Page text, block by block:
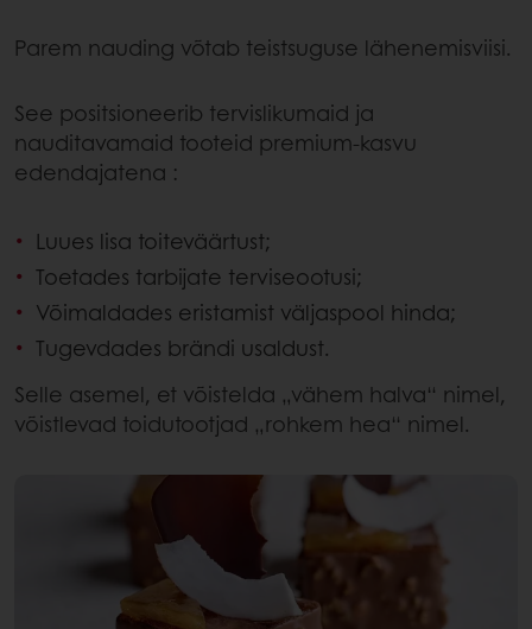
Parem nauding võtab teistsuguse lähenemisviisi.
See positsioneerib tervislikumaid ja
nauditavamaid tooteid premium-kasvu
edendajatena :
Luues lisa toiteväärtust;
Toetades tarbijate terviseootusi;
Võimaldades eristamist väljaspool hinda;
Tugevdades brändi usaldust.
Selle asemel, et võistelda „vähem halva“ nimel,
võistlevad toidutootjad „rohkem hea“ nimel.